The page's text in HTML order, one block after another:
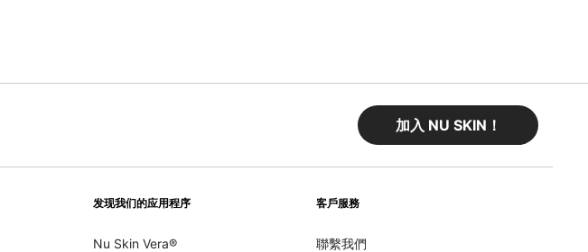
加入 NU SKIN！
发现我们的应用程序
Nu Skin Vera®
客戶服務
聯繫我們